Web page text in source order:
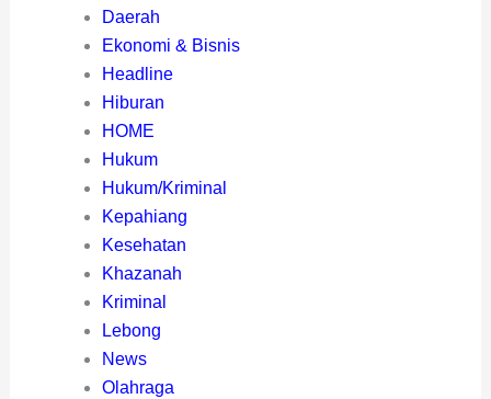
Daerah
Ekonomi & Bisnis
Headline
Hiburan
HOME
Hukum
Hukum/Kriminal
Kepahiang
Kesehatan
Khazanah
Kriminal
Lebong
News
Olahraga